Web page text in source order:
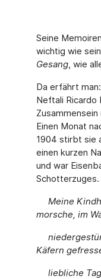
Seine
wichtig wie sein
Gesang, wie
Da erfährt
Neftali Ricardo
Einen Monat
1904 stirbt sie
einen kurzen
und war
Schotterzuges.
Meine
morsche, im
Käfern
liebliche